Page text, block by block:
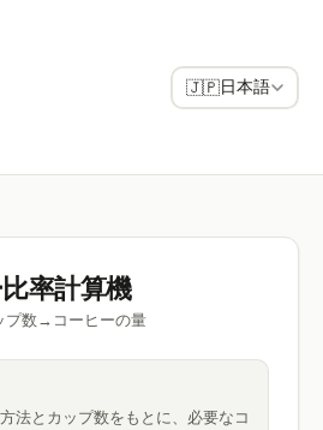
🇯🇵日本語
率計算機
プ数→コーヒーの量
法とカップ数をもとに、必要なコ